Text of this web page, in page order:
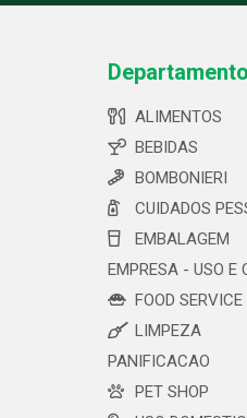
ALIMENTOS
BEBIDAS
BOMBONIERI
CUIDADOS
EMBALAGEM
EMPRESA - USO E
FOOD SERVICE
LIMPEZA
PANIFICACAO
PET SHOP